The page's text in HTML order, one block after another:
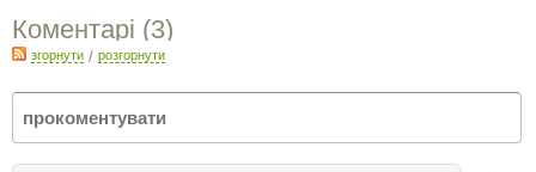
Коментарі (3)
згорнути / розгорнути